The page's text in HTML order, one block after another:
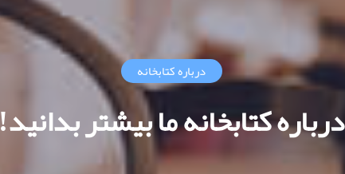
درباره کتابخانه
درباره کتابخانه ما بیشتر بدانید!